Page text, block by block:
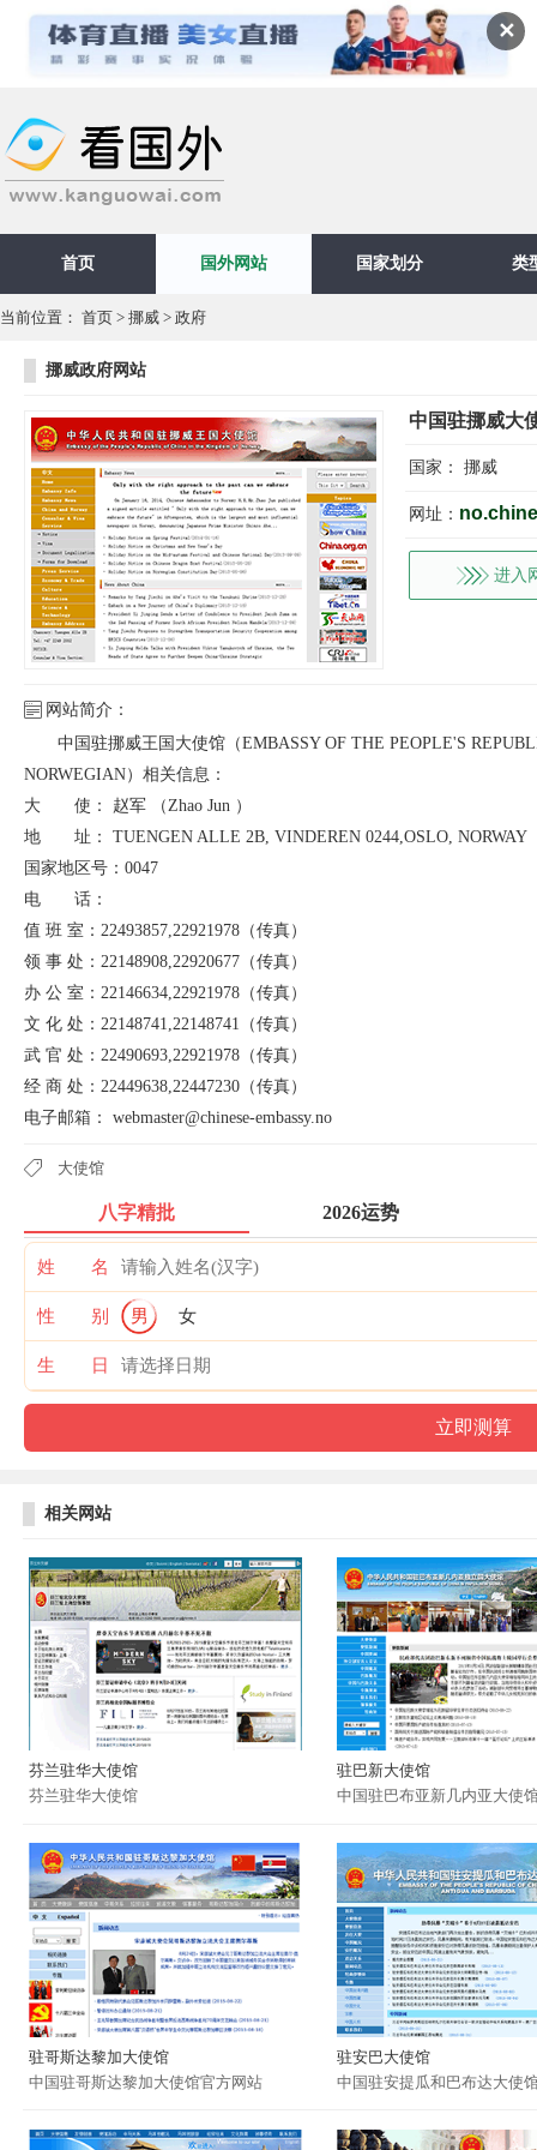
✕
首页 国外网站 国家划分 类
当前位置： 首页 > 挪威 > 政府
挪威政府网站
中国驻挪威大
国家： 挪威
网址：
进入
网站简介：
中国驻挪威王国大使馆（EMBASSY OF THE PEOPLE'S
NORWEGIAN）相关信息：
大 使： 赵军 （Zhao Jun ）
地 址： TUENGEN ALLE 2B, VINDEREN 0244,OSLO, NORWAY
国家地区号：0047
电 话：
值 班 室：22493857,22921978（传真）
领 事 处：22148908,22920677（传真）
办 公 室：22146634,22921978（传真）
文 化 处：22148741,22148741（传真）
武 官 处：22490693,22921978（传真）
经 商 处：22449638,22447230（传真）
电子邮箱： webmaster@chinese-embassy.no
大使馆
八字精批 2026运势
姓 名
性 别 男 女
生 日
相关网站
芬兰驻华大使馆
芬兰驻华大使馆
驻巴新大使馆
中国驻巴布亚新几内亚大使
驻哥斯达黎加大使馆
中国驻哥斯达黎加大使馆官方网站
驻安巴大使馆
中国驻安提瓜和巴布达大使